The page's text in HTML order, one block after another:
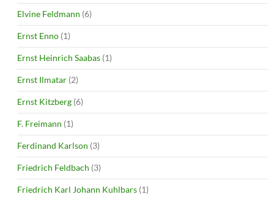
Elvine Feldmann (6)
Ernst Enno (1)
Ernst Heinrich Saabas (1)
Ernst Ilmatar (2)
Ernst Kitzberg (6)
F. Freimann (1)
Ferdinand Karlson (3)
Friedrich Feldbach (3)
Friedrich Karl Johann Kuhlbars (1)